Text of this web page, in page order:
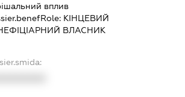
вплив
КІНЦЕВИЙ
ВЛАСНИК